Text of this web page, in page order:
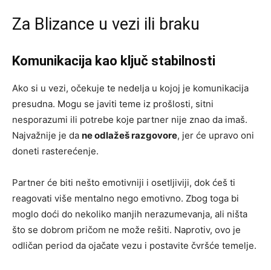
Za Blizance u vezi ili braku
Komunikacija kao ključ stabilnosti
Ako si u vezi, očekuje te nedelja u kojoj je komunikacija
presudna. Mogu se javiti teme iz prošlosti, sitni
nesporazumi ili potrebe koje partner nije znao da imaš.
Najvažnije je da ne odlažeš razgovore, jer će upravo oni
doneti rasterećenje.
Partner će biti nešto emotivniji i osetljiviji, dok ćeš ti
reagovati više mentalno nego emotivno. Zbog toga bi
moglo doći do nekoliko manjih nerazumevanja, ali ništa
što se dobrom pričom ne može rešiti. Naprotiv, ovo je
odličan period da ojačate vezu i postavite čvršće temelje.